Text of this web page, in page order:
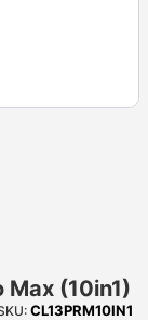
Max (10in1)
CL13PRM10IN1